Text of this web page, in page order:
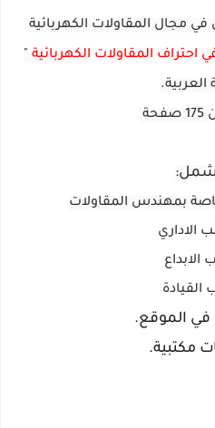
في مجال المقاولات الكهربائية
احتراف المقاولات الكهربائية "
العربية.
بمهندس المقاولات
الاداري
الابداع
القيادة
في الموقع.
مكتبية.